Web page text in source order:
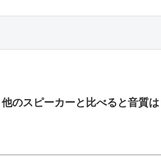
他のスピーカーと比べると音質は